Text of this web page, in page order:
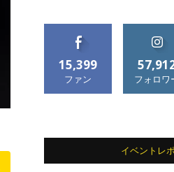
15,399
ファン フォロワ
イベントレ